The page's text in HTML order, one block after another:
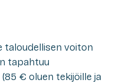
taloudellisen voiton
tapahtuu
€ oluen tekijöille ja